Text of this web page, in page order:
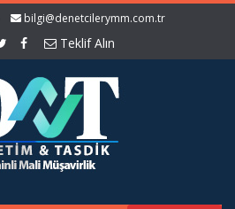
bilgi@denetcilerymm.com.tr
Teklif Alın